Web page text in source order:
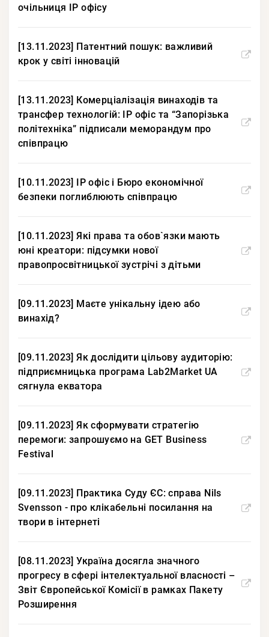
очільниця IP офісу
[13.11.2023] Патентний пошук: важливий
крок у світі інновацій
[13.11.2023] Комерціалізація винаходів та
трансфер технологій: IP офіс та “Запорізька
політехніка” підписали меморандум про
співпрацю
[10.11.2023] IP офіс і Бюро економічної
безпеки поглиблюють співпрацю
[10.11.2023] Які права та обов`язки мають
юні креатори: підсумки нової
правопросвітницької зустрічі з дітьми
[09.11.2023] Маєте унікальну ідею або
винахід?
[09.11.2023] Як дослідити цільову аудиторію:
підприємницька програма Lab2Market UA
сягнула екватора
[09.11.2023] Як сформувати стратегію
перемоги: запрошуємо на GET Business
Festival
[09.11.2023] Практика Суду ЄС: справа Nils
Svensson - про клікабельні посилання на
твори в інтернеті
[08.11.2023] Україна досягла значного
прогресу в сфері інтелектуальної власності –
Звіт Європейської Комісії в рамках Пакету
Розширення